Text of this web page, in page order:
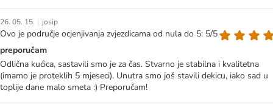
26. 05. 15. | josip
Ovo je područje ocjenjivanja zvjezdicama od nula do 5: 5/5
preporučam
Odlična kućica, sastavili smo je za čas. Stvarno je stabilna i kvalitetna
(imamo je proteklih 5 mjeseci). Unutra smo još stavili dekicu, iako sad u
toplije dane malo smeta :) Preporučam!